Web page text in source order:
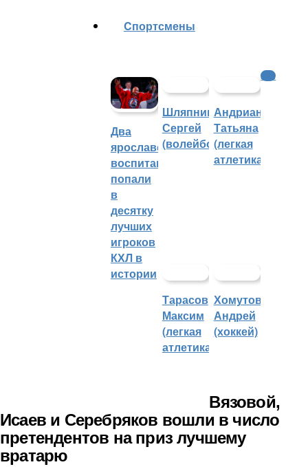
Cпортсмены
Два
ярославских
воспитанника
попали
в
десятку
лучших
игроков
КХЛ в
истории
Шляпников
Сергей
(волейбол)
Андрианова
Татьяна
(легкая
атлетика)
Тарасов
Максим
(легкая
атлетика)
Хомутов
Андрей
(хоккей)
КХЛ
Вязовой,
Исаев и Серебряков вошли в число
претендентов на приз лучшему
вратарю